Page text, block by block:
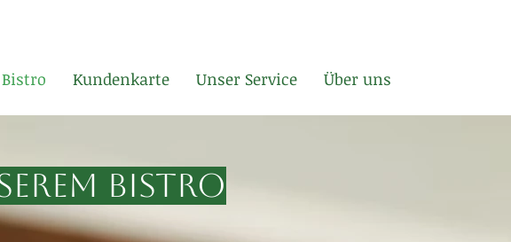
Bistro Kundenkarte Unser Service Über uns
Bistro